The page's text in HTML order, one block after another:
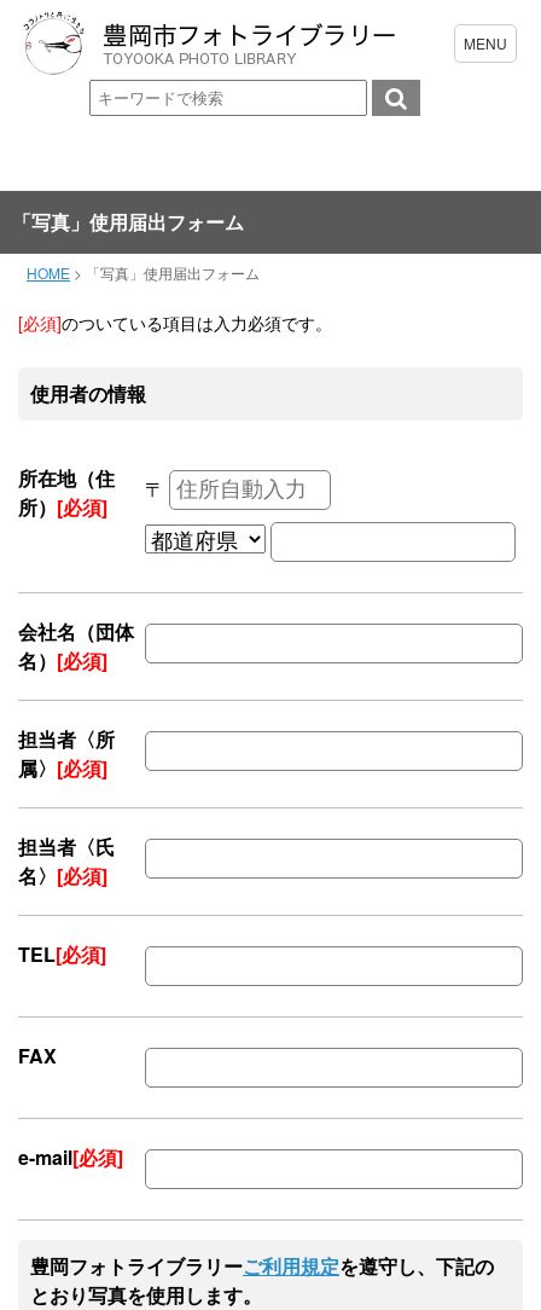
「写真」使用届出フォーム
HOME > 「写真」使用届出フォーム
[必須]のついている項目は入力必須です。
使用者の情報
所在地（住
所） [必須]
〒
会社名（団体
名） [必須]
担当者〈所
属〉 [必須]
担当者〈氏
名〉 [必須]
TEL[必須]
FAX
e-mail[必須]
豊岡フォトライブラリーご利用規定を遵守し、下記の
とおり写真を使用します。